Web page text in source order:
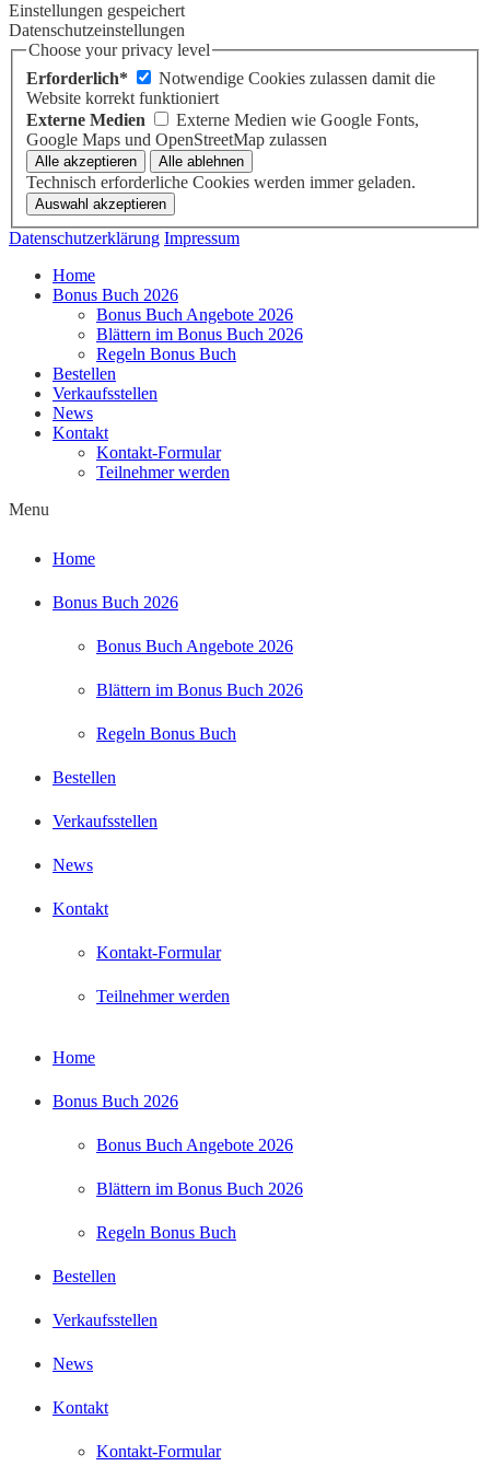
Einstellungen gespeichert
Datenschutzeinstellungen
Choose your privacy level
Erforderlich*
Notwendige Cookies zulassen damit die
Website korrekt funktioniert
Externe Medien
Externe Medien wie Google Fonts,
Google Maps und OpenStreetMap zulassen
Technisch erforderliche Cookies werden immer geladen.
Datenschutzerklärung Impressum
Home
Bonus Buch 2026
Bonus Buch Angebote 2026
Blättern im Bonus Buch 2026
Regeln Bonus Buch
Bestellen
Verkaufsstellen
News
Kontakt
Kontakt-Formular
Teilnehmer werden
Menu
Home
Bonus Buch 2026
Bonus Buch Angebote 2026
Blättern im Bonus Buch 2026
Regeln Bonus Buch
Bestellen
Verkaufsstellen
News
Kontakt
Kontakt-Formular
Teilnehmer werden
Home
Bonus Buch 2026
Bonus Buch Angebote 2026
Blättern im Bonus Buch 2026
Regeln Bonus Buch
Bestellen
Verkaufsstellen
News
Kontakt
Kontakt-Formular